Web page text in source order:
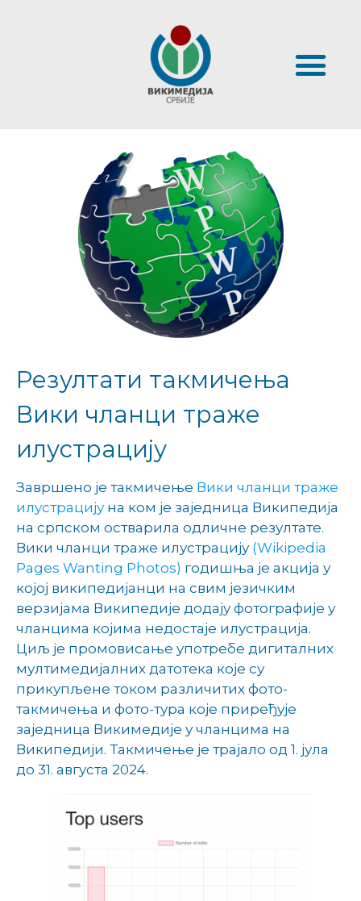
Резултати такмичења
Вики чланци траже
илустрацију
Завршено је такмичење Вики чланци траже
илустрацијуна ком је заједница Википедија
на српском остварила одличне резултате.
Вики чланци траже илустрацију (Wikipedia
Pages Wanting Photos) годишња је акција у
којој википедијанци на свим језичким
верзијама Википедије додају фотографије у
чланцима којима недостаје илустрација.
Циљ је промовисање употребе дигиталних
мултимедијалних датотека које су
прикупљене током различитих фото-
такмичења и фото-тура које приређује
заједница Викимедије у чланцима на
Википедији. Такмичење је трајало од 1. јула
до 31. августа 2024.